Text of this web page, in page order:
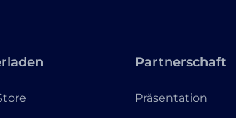
Partnerschaft
Präsentation